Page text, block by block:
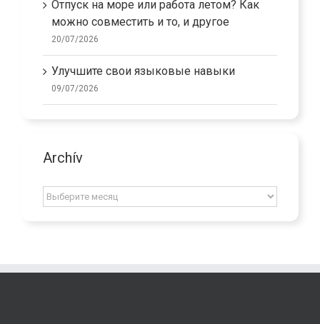
Отпуск на море или работа летом? Как
можно совместить и то, и другое
20/07/2026
Улучшите свои языковые навыки
09/07/2026
Archív
Archív